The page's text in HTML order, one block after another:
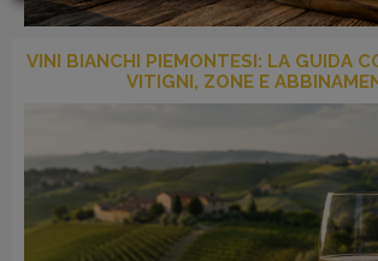
CARD
ACCEDI
VINI BIANCHI PIEMONTESI: LA GUIDA
VITIGNI, ZONE E